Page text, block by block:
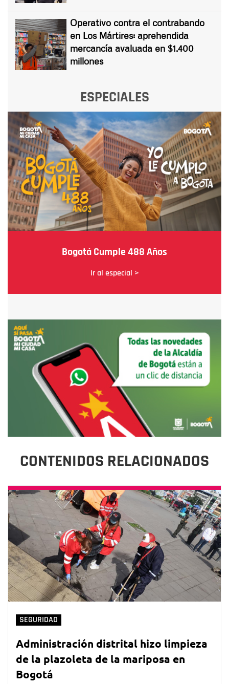
Operativo contra el contrabando
en Los Mártires: aprehendida
mercancía avaluada en $1.400
millones
ESPECIALES
Bogotá Cumple 488 Años
Ir al especial >
CONTENIDOS RELACIONADOS
SEGURIDAD
Administración distrital hizo limpieza
de la plazoleta de la mariposa en
Bogotá